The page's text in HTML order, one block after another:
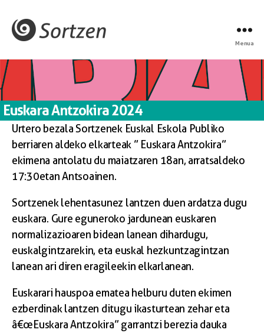
Menua
Euskara Antzokira 2024
Urtero bezala Sortzenek Euskal Eskola Publiko
berriaren aldeko elkarteak ” Euskara Antzokira”
ekimena antolatu du maiatzaren 18an, arratsaldeko
17:30etan Antsoainen.
Sortzenek lehentasunez lantzen duen ardatza dugu
euskara. Gure eguneroko jardunean euskaren
normalizazioaren bidean lanean dihardugu,
euskalgintzarekin, eta euskal hezkuntzagintzan
lanean ari diren eragileekin elkarlanean.
Euskarari hauspoa ematea helburu duten ekimen
ezberdinak lantzen ditugu ikasturtean zehar eta
â€œEuskara Antzokira” garrantzi berezia dauka